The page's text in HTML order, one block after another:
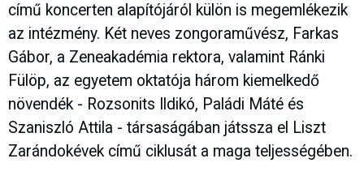
című koncerten alapítójáról külön is megemlékezik
az intézmény. Két neves zongoraművész, Farkas
Gábor, a Zeneakadémia rektora, valamint Ránki
Fülöp, az egyetem oktatója három kiemelkedő
növendék - Rozsonits Ildikó, Paládi Máté és
Szaniszló Attila - társaságában játssza el Liszt
Zarándokévek című ciklusát a maga teljességében.